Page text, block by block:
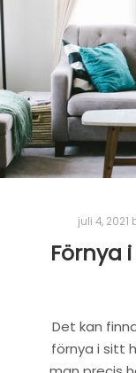
juli 4, 2021
Förnya
Det kan
förnya i sitt